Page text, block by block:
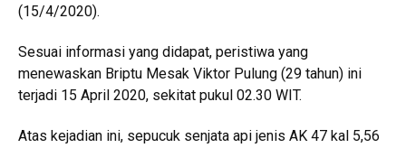
(15/4/2020).
Sesuai informasi yang didapat, peristiwa yang
menewaskan Briptu Mesak Viktor Pulung (29 tahun) ini
terjadi 15 April 2020, sekitat pukul 02.30 WIT.
Atas kejadian ini, sepucuk senjata api jenis AK 47 kal 5,56